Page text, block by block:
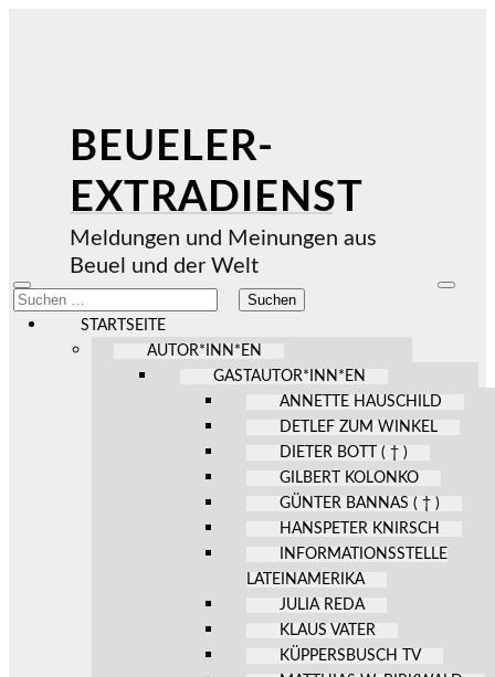
BEUELER-
EXTRADIENST
Meldungen und Meinungen aus
Beuel und der Welt
Mobile-
Menü
ein-/ausblenden
Suchen
nach:
STARTSEITE
AUTOR*INN*EN
GASTAUTOR*INN*EN
ANNETTE HAUSCHILD
DETLEF ZUM WINKEL
DIETER BOTT ( † )
GILBERT KOLONKO
GÜNTER BANNAS ( † )
HANSPETER KNIRSCH
INFORMATIONSSTELLE
LATEINAMERIKA
JULIA REDA
KLAUS VATER
KÜPPERSBUSCH TV